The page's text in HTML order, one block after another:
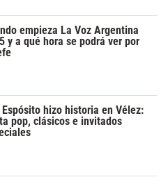
empieza La Voz Argentina
y a qué hora se podrá ver por
Espósito hizo historia en Vélez:
pop, clásicos e invitados